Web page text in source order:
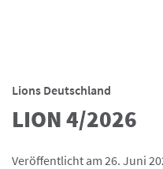
Lions Deutschland
LION 4/2026
Veröffentlicht am 26. Juni